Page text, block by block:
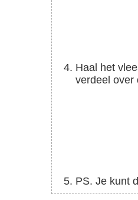
Haal het vlees uit de oven en laat een paar minuten rusten. Snijd het vlees in plakken en
verdeel over
PS. Je